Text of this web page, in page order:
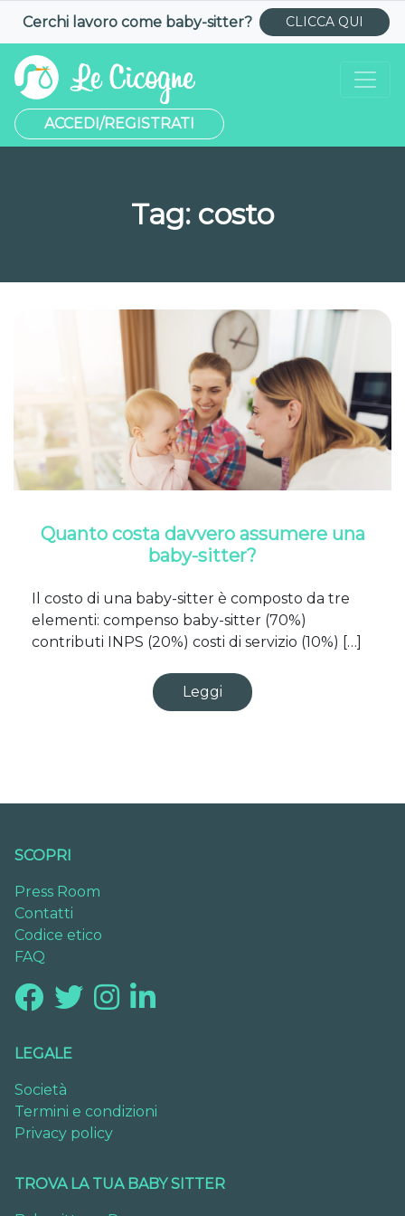
Cerchi lavoro come baby-sitter? CLICCA QUI
ACCEDI/REGISTRATI
Tag: costo
Quanto costa davvero assumere una
baby-sitter?
Il costo di una baby-sitter è composto da tre
elementi: compenso baby-sitter (70%)
contributi INPS (20%) costi di servizio (10%) […]
Leggi
SCOPRI
Press Room
Contatti
Codice etico
FAQ
LEGALE
Società
Termini e condizioni
Privacy policy
TROVA LA TUA BABY SITTER